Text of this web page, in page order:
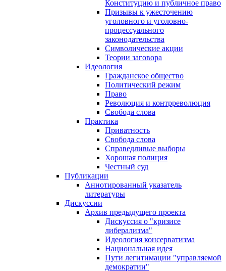
Конституцию и публичное право
Призывы к ужесточению
уголовного и уголовно-
процессуального
законодательства
Символические акции
Теории заговора
Идеология
Гражданское общество
Политический режим
Право
Революция и контрреволюция
Свобода слова
Практика
Приватность
Свобода слова
Справедливые выборы
Хорошая полиция
Честный суд
Публикации
Аннотированный указатель
литературы
Дискуссии
Архив предыдущего проекта
Дискуссия о "кризисе
либерализма"
Идеология консерватизма
Национальная идея
Пути легитимации "управляемой
демократии"